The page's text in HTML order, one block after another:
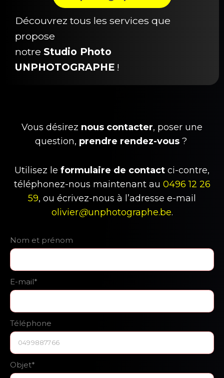
Découvrez tous les services que
propose
notre Studio Photo
UNPHOTOGRAPHE !
Vous désirez nous contacter, poser une
question, prendre rendez-vous?
Utilisez le formulaire de contact ci-contre,
téléphonez-nous maintenant au 0496 12 26
59, ou écrivez-nous à l’adresse e-mail
olivier@unphotographe.be.
Nom et prénom
E-mail*
Téléphone
Objet*